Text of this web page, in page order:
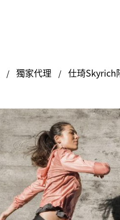
獨家代理 仕琦Skyrich